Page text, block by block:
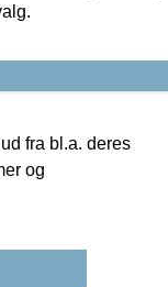
fra bl.a. deres
og